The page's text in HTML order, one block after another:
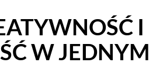
I
W JEDNYM